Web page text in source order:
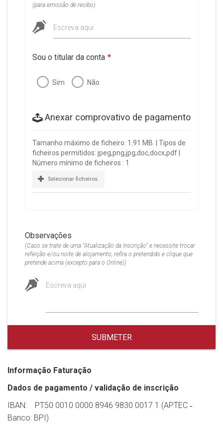
(para emissão de recibo)
Escreva aqui
Sou o titular da conta *
Sim Não
Anexar comprovativo de pagamento
Tamanho máximo de ficheiro: 1.91 MB. | Tipos de
ficheiros permitidos: jpeg,png,jpg,doc,docx,pdf |
Número mínimo de ficheiros : 1
Selecionar ficheiros
Observações
(Caso se trate de uma “Atualização da Inscrição” e necessite trocar
refeição e/ou noite de alojamento, refira o pretendido e clique que
pretende acima (excepto para o Online))
Escreva aqui
SUBMETER
Informação Faturação
Dados de pagamento / validação de inscrição
IBAN: PT50 0010 0000 8946 9830 0017 1 (APTEC ‐
Banco: BPI)